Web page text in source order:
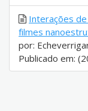
Interações
filmes
por:
Publicado em: